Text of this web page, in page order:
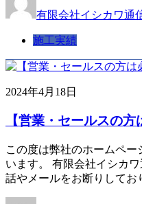
有限会社イシカワ通
施工実績
2024年4月18日
【営業・セールスの
この度は弊社のホームペ
います。 有限会社イシカ
話やメールをお断りして